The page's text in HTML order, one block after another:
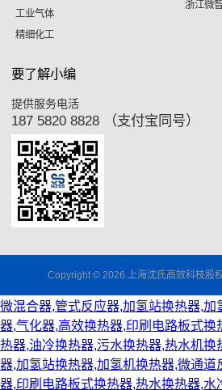
工业气体
精细化工
浙江微
要了解小编
提供服务电活
187 5820 8828 （支付宝同号）
Copyright © 2026 上海沈氏高效科枝股
微混合器,管式反应器,加氢站换热器,加
器,气化器,高效换热器,印刷电路板式换
热器,油冷换热器,污水换热器,热水机换
器,加氢站换热器,加氢机换热器,微通道
器,印刷电路板式换热器,热水换热器,水